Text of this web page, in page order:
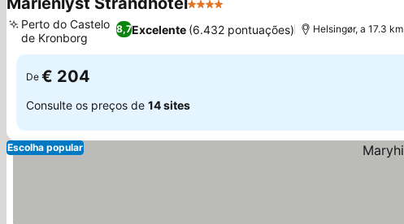
4 Estrelas
8,7Excelente (6.432 pontuações)
Perto do Castelo
de Kronborg
Helsingør, a 17.3
De € 204
Consulte os preços de 14 sites
Escolha popular